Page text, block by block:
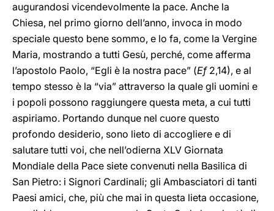
augurandosi vicendevolmente la pace. Anche la
Chiesa, nel primo giorno dell’anno, invoca in modo
speciale questo bene sommo, e lo fa, come la Vergine
Maria, mostrando a tutti Gesù, perché, come afferma
l’apostolo Paolo, “Egli è la nostra pace” (Ef 2,14), e al
tempo stesso è la “via” attraverso la quale gli uomini e
i popoli possono raggiungere questa meta, a cui tutti
aspiriamo. Portando dunque nel cuore questo
profondo desiderio, sono lieto di accogliere e di
salutare tutti voi, che nell’odierna XLV Giornata
Mondiale della Pace siete convenuti nella Basilica di
San Pietro: i Signori Cardinali; gli Ambasciatori di tanti
Paesi amici, che, più che mai in questa lieta occasione,